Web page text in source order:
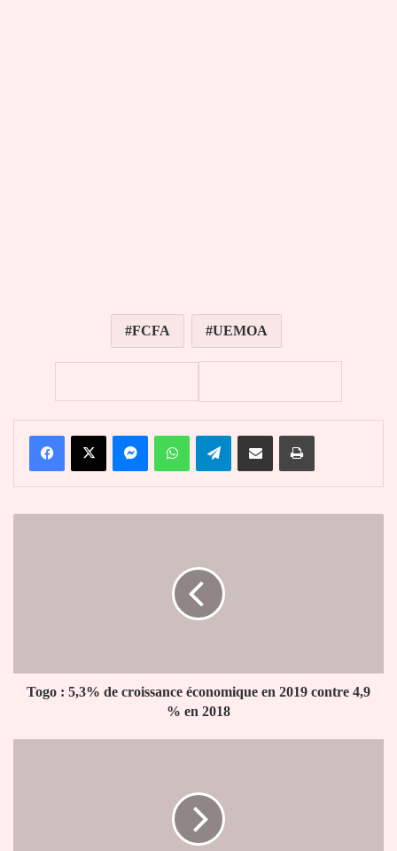
FCFA UEMOA
FacebookX MessengerWhatsAppTelegramPartager par email Imprimer
contre
4,9Togo : 5,3% de croissance économique en 2019 contre 4,9
% en 2018